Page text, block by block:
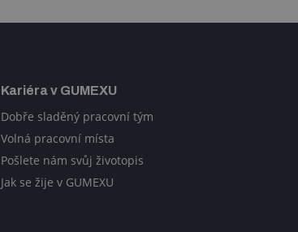
Kariéra v GUMEXU
Dobře sladěný pracovní tým
Volná pracovní místa
Pošlete nám svůj životopis
Jak se žije v GUMEXU